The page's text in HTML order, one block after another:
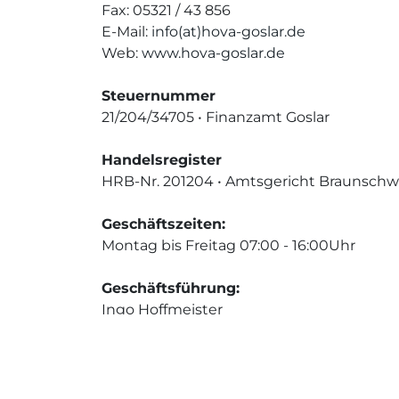
Fax: 05321 / 43 856
E-Mail: info(at)hova-goslar.de
Web: www.hova-goslar.de
Steuernummer
21/204/34705 • Finanzamt Goslar
Handelsregister
HRB-Nr. 201204 • Amtsgericht
Geschäftszeiten:
Montag bis Freitag 07:00 - 16:00Uhr
Geschäftsführung:
Ingo Hoffmeister